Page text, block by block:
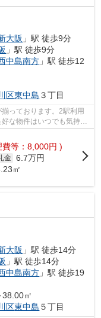
大阪 」駅 徒歩9分
」駅 徒歩9分
中島南方 」駅 徒歩12
区東中島 ３丁目
っております。2駅利用
な物件はいつでも気持ち
費等：8,000円 )
金 6.7万円
㎡
大阪 」駅 徒歩14分
」駅 徒歩14分
中島南方 」駅 徒歩19
㎡
区東中島 ５丁目